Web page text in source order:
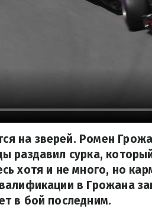
на зверей. Ромен
раздавил сурка,
хотя и не много, но
в Грожана
в бой последним.